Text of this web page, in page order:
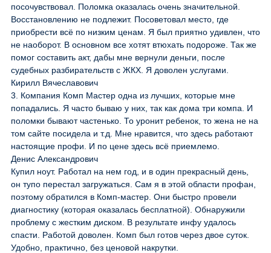
посочувствовал. Поломка оказалась очень значительной.
Восстановлению не подлежит. Посоветовал место, где
приобрести всё по низким ценам. Я был приятно удивлен, что
не наоборот. В основном все хотят втюхать подороже. Так же
помог составить акт, дабы мне вернули деньги, после
судебных разбирательств с ЖКХ. Я доволен услугами.
Кирилл Вячеславович
3. Компания Комп Мастер одна из лучших, которые мне
попадались. Я часто бываю у них, так как дома три компа. И
поломки бывают частенько. То уронит ребенок, то жена не на
том сайте посидела и т.д. Мне нравится, что здесь работают
настоящие профи. И по цене здесь всё приемлемо.
Денис Александрович
Купил ноут. Работал на нем год, и в один прекрасный день,
он тупо перестал загружаться. Сам я в этой области профан,
поэтому обратился в Комп-мастер. Они быстро провели
диагностику (которая оказалась бесплатной). Обнаружили
проблему с жестким диском. В результате инфу удалось
спасти. Работой доволен. Комп был готов через двое суток.
Удобно, практично, без ценовой накрутки.